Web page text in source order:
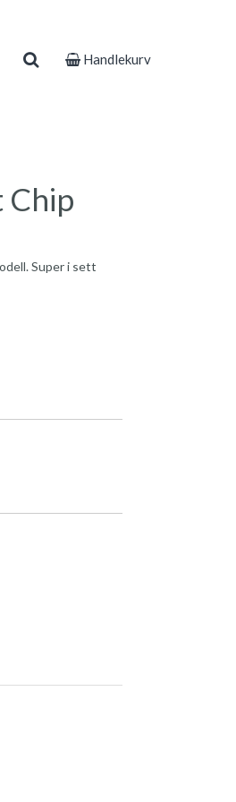
Handlekurv
Chip
Super i sett